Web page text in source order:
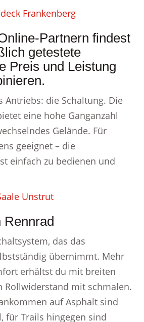
Frankenberg
Partnern findest
getestete
Preis und Leistung
Antriebs: die Schaltung. Die
eine hohe Ganganzahl
Gelände. Für
geeignet – die
einfach zu bedienen und
Unstrut
Rennrad
das das
übernimmt. Mehr
erhältst du mit breiten
Rollwiderstand mit schmalen.
auf Asphalt sind
für Trails hingegen sind